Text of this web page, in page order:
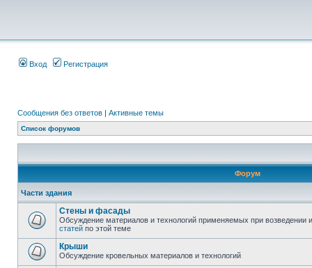
Вход Регистрация
Сообщения без ответов | Активные темы
Список форумов
Форум
Части здания
Стены и фасады
Обсуждение материалов и технологий применяемых при возведении
статей по этой теме
Крыши
Обсуждение кровельных материалов и технологий